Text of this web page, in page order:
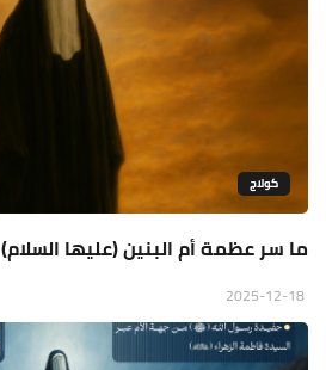
كولاج
ما سر عظمة أم البنين (عليها السلام)